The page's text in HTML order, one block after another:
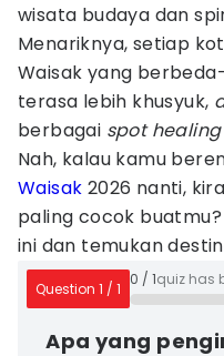
wisata budaya dan
Menariknya, setiap
Waisak yang
terasa lebih khusyuk,
berbagai spot healing
Nah, kalau kamu
Waisak 2026 nanti,
paling cocok buatmu?
ini dan temukan
Question 1 / 1
0 / 1quiz has
Apa yang